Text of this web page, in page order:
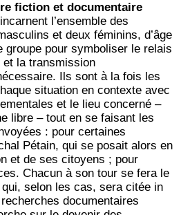
fiction et documentaire
l’ensemble des
et deux féminins, d’âge
groupe pour symboliser le relais
la transmission
Ils sont à la fois les
situation en contexte avec
et le lieu concerné –
libre – tout en se faisant les
: pour certaines
Pétain, qui se posait alors en
et de ses citoyens ; pour
Chacun à son tour se fera le
selon les cas, sera citée in
documentaires